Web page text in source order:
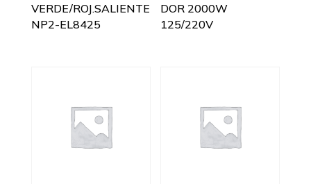
VERDE/ROJ.SALIENTE
NP2-EL8425
DOR 2000W
125/220V